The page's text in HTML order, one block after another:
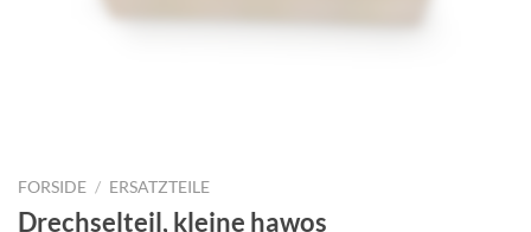
FORSIDE / ERSATZTEILE
Drechselteil, kleine hawos